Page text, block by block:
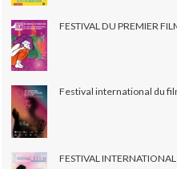
FESTIVAL DU PREMIER
Festival international du
FESTIVAL